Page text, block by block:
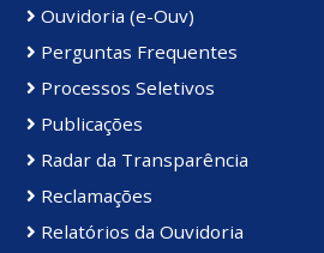
Ouvidoria (e-Ouv)
Perguntas Frequentes
Processos Seletivos
Publicações
Radar da Transparência
Reclamações
Relatórios da Ouvidoria